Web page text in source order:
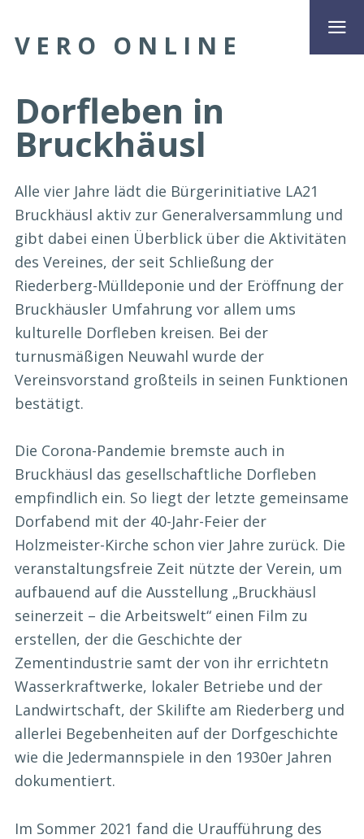
VERO ONLINE
Dorfleben in
Bruckhäusl
Alle vier Jahre lädt die Bürgerinitiative LA21
Bruckhäusl aktiv zur Generalversammlung und
gibt dabei einen Überblick über die Aktivitäten
des Vereines, der seit Schließung der
Riederberg-Mülldeponie und der Eröffnung der
Bruckhäusler Umfahrung vor allem ums
kulturelle Dorfleben kreisen. Bei der
turnusmäßigen Neuwahl wurde der
Vereinsvorstand großteils in seinen Funktionen
bestätigt.
Die Corona-Pandemie bremste auch in
Bruckhäusl das gesellschaftliche Dorfleben
empfindlich ein. So liegt der letzte gemeinsame
Dorfabend mit der 40-Jahr-Feier der
Holzmeister-Kirche schon vier Jahre zurück. Die
veranstaltungsfreie Zeit nützte der Verein, um
aufbauend auf die Ausstellung „Bruckhäusl
seinerzeit – die Arbeitswelt“ einen Film zu
erstellen, der die Geschichte der
Zementindustrie samt der von ihr errichtetn
Wasserkraftwerke, lokaler Betriebe und der
Landwirtschaft, der Skilifte am Riederberg und
allerlei Begebenheiten auf der Dorfgeschichte
wie die Jedermannspiele in den 1930er Jahren
dokumentiert.
Im Sommer 2021 fand die Uraufführung des